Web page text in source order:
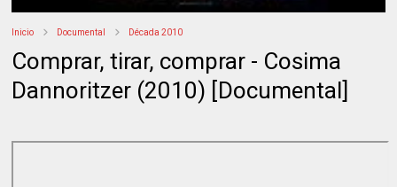
Inicio Documental Década 2010
Comprar, tirar, comprar - Cosima
Dannoritzer (2010) [Documental]